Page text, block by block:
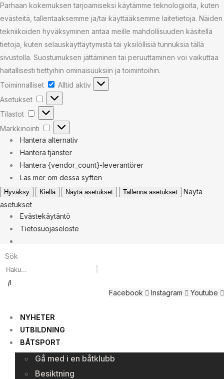
Parhaan kokemuksen tarjoamiseksi käytämme teknologioita, kuten
evästeitä, tallentaaksemme ja/tai käyttääksemme laitetietoja. Näiden
tekniikoiden hyväksyminen antaa meille mahdollisuuden käsitellä
tietoja, kuten selauskäyttäytymistä tai yksilöllisiä tunnuksia tällä
sivustolla. Suostumuksen jättäminen tai peruuttaminen voi vaikuttaa
haitallisesti tiettyihin ominaisuuksiin ja toimintoihin.
Toiminnalliset
Toiminnalliset
Alltid aktiv
Asetukset
Asetukset
Tilastot
Tilastot
Markkinointi
Markkinointi
Hantera alternativ
Hantera tjänster
Hantera {vendor_count}-leverantörer
Läs mer om dessa syften
Hyväksy Kiellä Näytä asetukset Tallenna asetukset
Näytä
asetukset
Evästekäytäntö
Tietosuojaseloste
Sök
Facebook Instagram Youtube
NYHETER
UTBILDNING
BÅTSPORT
Gå med i en båtklubb
Besiktning